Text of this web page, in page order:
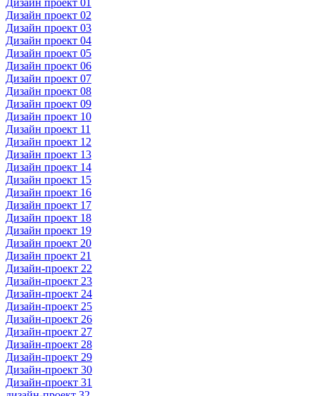
Дизайн проект 01
Дизайн проект 02
Дизайн проект 03
Дизайн проект 04
Дизайн проект 05
Дизайн проект 06
Дизайн проект 07
Дизайн проект 08
Дизайн проект 09
Дизайн проект 10
Дизайн проект 11
Дизайн проект 12
Дизайн проект 13
Дизайн проект 14
Дизайн проект 15
Дизайн проект 16
Дизайн проект 17
Дизайн проект 18
Дизайн проект 19
Дизайн проект 20
Дизайн проект 21
Дизайн-проект 22
Дизайн-проект 23
Дизайн-проект 24
Дизайн-проект 25
Дизайн-проект 26
Дизайн-проект 27
Дизайн-проект 28
Дизайн-проект 29
Дизайн-проект 30
Дизайн-проект 31